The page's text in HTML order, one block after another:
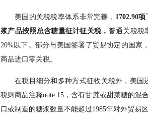
美国的关税税率体系非常完善， 1702.90
浆产品按照总含糖量征计征关税， 普通关税税
20%以下。部分与美国签署了贸易协定的国家
商品进口零关税。
在税目细分和多种方式征收关税外，美国
税则商品注释note 15，含有甘蔗或甜菜糖的混
口或制造的糖浆数量不能超过1985年对外贸易